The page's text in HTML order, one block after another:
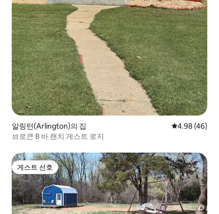
알링턴(Arlington)의 집 평점 4.98점(5
4.98 (46)
브로큰 B 바 랜치 게스트 로지
게스트 선호
게스트 선호